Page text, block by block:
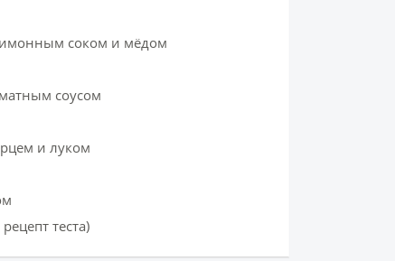
соком и мёдом
соусом
и луком
теста)